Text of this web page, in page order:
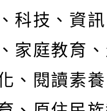
科技、資
家庭教育
、閱讀素